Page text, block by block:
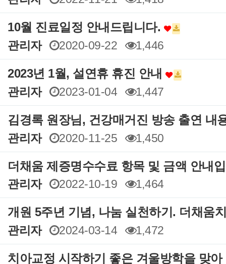
10월 진료일정 안내드립니다.
관리자
2020-09-22 1,446
2023년 1월, 설연휴 휴진 안내
관리자
2023-01-04 1,447
김경록 원장님, 건강매거진 방송 출연 내
관리자
2020-11-25 1,450
더채움 제증명수수료 항목 및 금액 안내
관리자
2022-10-19 1,464
개원 5주년 기념, 나눔 실천하기. 더채움
관리자
2024-03-14 1,472
치아교정 시작하기 좋은 겨울방학을 맞